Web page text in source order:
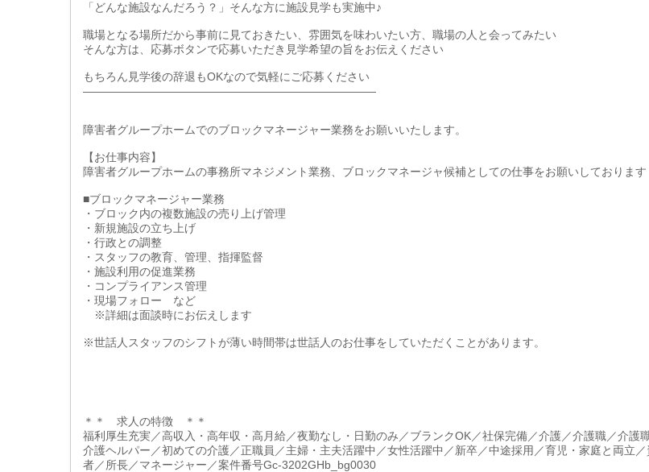
「どんな施設なんだろう？」そんな方に施設見学も実施中♪
職場となる場所だから事前に見ておきたい、雰囲気を味わいたい方、職場の人と会ってみたい
そんな方は、応募ボタンで応募いただき見学希望の旨をお伝えください
もちろん見学後の辞退もOKなので気軽にご応募ください
――――――――――――――――――――――――――
障害者グループホームでのブロックマネージャー業務をお願いいたします。
【お仕事内容】
障害者グループホームの事務所マネジメント業務、ブロックマネージャ候補としての仕事をお願いしております
■ブロックマネージャー業務
・ブロック内の複数施設の売り上げ管理
・新規施設の立ち上げ
・行政との調整
・スタッフの教育、管理、指揮監督
・施設利用の促進業務
・コンプライアンス管理
・現場フォロー など
※詳細は面談時にお伝えします
※世話人スタッフのシフトが薄い時間帯は世話人のお仕事をしていただくことがあります。
＊＊ 求人の特徴 ＊＊
福利厚生充実／高収入・高年収・高月給／夜勤なし・日勤のみ／ブランクOK／社保完備／介護／介護職／介護
介護ヘルパー／初めての介護／正職員／主婦・主夫活躍中／女性活躍中／新卒／中途採用／育児・家庭と両立
者／所長／マネージャー／案件番号Gc-3202GHb_bg0030